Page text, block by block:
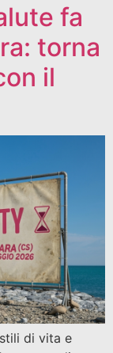
fa
torna
il
di vita e